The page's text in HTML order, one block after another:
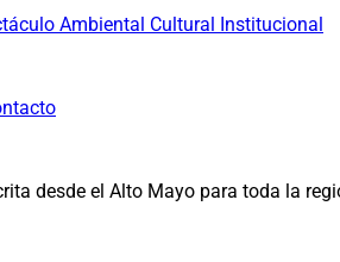
Ambiental Cultural Institucional
desde el Alto Mayo para toda la